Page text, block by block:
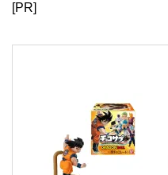
[PR]